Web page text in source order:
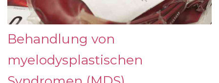
Behandlung von
myelodysplastischen